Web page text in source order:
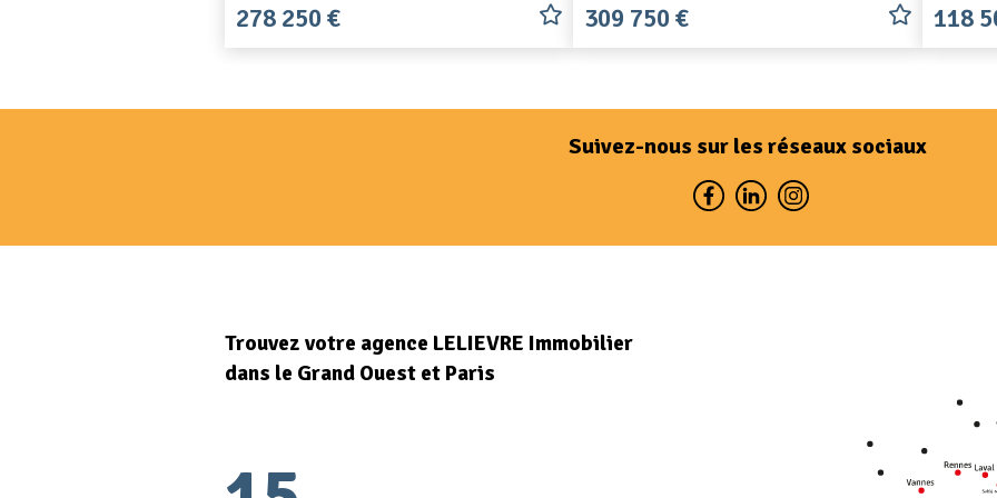
278 250 € 309 750 € 118
Suivez-nous sur les réseaux sociaux
Trouvez votre agence LELIEVRE Immobilier
dans le Grand Ouest et Paris